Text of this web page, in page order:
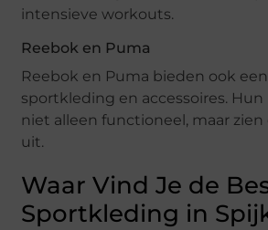
intensieve workouts.
Reebok en Puma
Reebok en Puma bieden ook
sportkleding en accessoires.
niet alleen functioneel, maar zien
uit.
Waar Vind Je de
Sportkleding in